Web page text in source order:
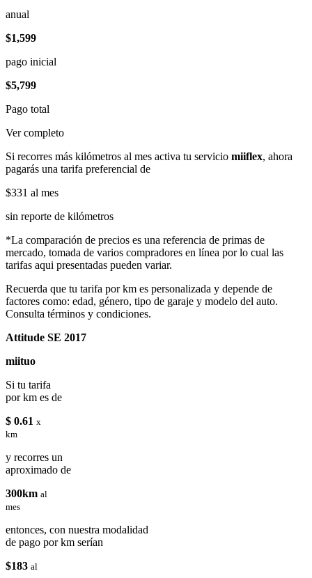
anual
$1,599
pago inicial
$5,799
Pago total
Ver completo
Si recorres más kilómetros al mes activa tu servicio miiflex, ahora
pagarás una tarifa preferencial de
$331 al mes
sin reporte de kilómetros
*La comparación de precios es una referencia de primas de
mercado, tomada de varios compradores en línea por lo cual las
tarifas aqui presentadas pueden variar.
Recuerda que tu tarifa por km es personalizada y depende de
factores como: edad, género, tipo de garaje y modelo del auto.
Consulta términos y condiciones.
Attitude SE 2017
miituo
Si tu tarifa
por km es de
$ 0.61 x
km
y recorres un
aproximado de
300km al
mes
entonces, con nuestra modalidad
de pago por km serían
$183 al